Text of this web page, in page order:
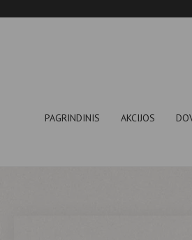
PAGRINDINIS AKCIJOS